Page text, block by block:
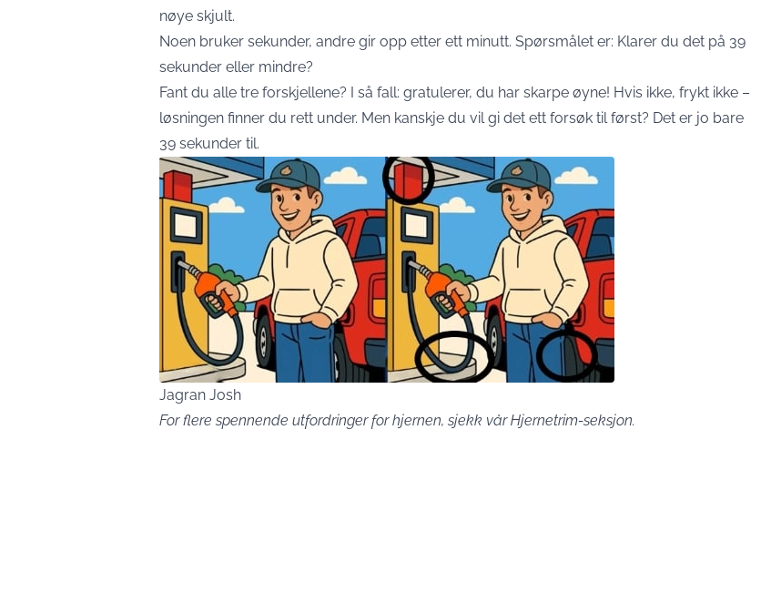
nøye skjult.
Noen bruker sekunder, andre gir opp etter ett minutt. Spørsmålet er: Klarer du det på 39
sekunder eller mindre?
Fant du alle tre forskjellene? I så fall: gratulerer, du har skarpe øyne! Hvis ikke, frykt ikke –
løsningen finner du rett under. Men kanskje du vil gi det ett forsøk til først? Det er jo bare
39 sekunder til.
Jagran Josh
For flere spennende utfordringer for hjernen, sjekk vårHjernetrim-seksjon.